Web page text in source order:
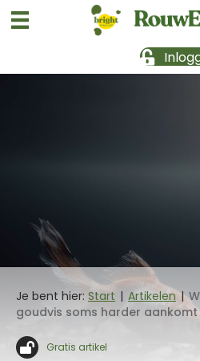
Je bent hier: Start | Artikelen |
goudvis soms harder
Gratis artikel